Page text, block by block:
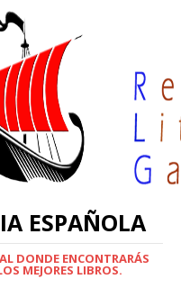
ESPAÑOLA
DONDE ENCONTRARÁS
MEJORES LIBROS.